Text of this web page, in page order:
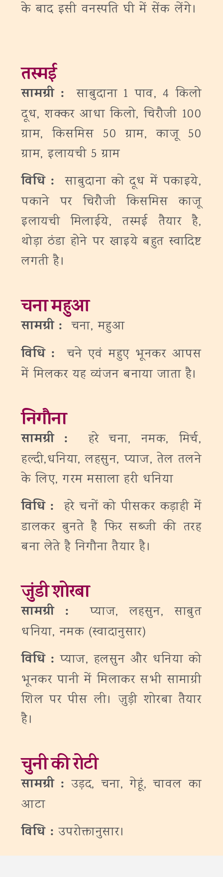
के बाद इसी वनस्पति घी में सेंक लेंगे।
तस्मई
सामग्री :
साबुदाना 1 पाव, 4 किलो
दूध, शक्कर आधा किलो, चिरौजी 100
ग्राम, किसमिस 50 ग्राम, काजू 50
ग्राम, इलायची 5 ग्राम
विधि :साबुदाना को दूध में पकाइये,
पकाने पर चिरौजी किसमिस काजू
इलायची मिलाईये, तस्मई तैयार है,
थोड़ा ठंडा होने पर खाइये बहुत स्वादिष्ट
लगती है।
चना महुआ
सामग्री : चना, महुआ
विधि :चने एवं महुए भूनकर आपस
में मिलकर यह व्यंजन बनाया जाता है।
निगौना
सामग्री :
हरे चना, नमक, मिर्च,
हल्दी,धनिया, लहसुन, प्याज, तेल तलने
के लिए, गरम मसाला हरी धनिया
विधि :हरे चनों को पीसकर कड़ाही में
डालकर बुनते है फिर सब्जी की तरह
बना लेते है निगौना तैयार है।
जुंडी शोरबा
सामग्री :प्याज, लहसुन, साबुत
धनिया, नमक (स्वादानुसार)
विधि :प्याज, हलसुन और धनिया को
भूनकर पानी में मिलाकर सभी सामाग्री
शिल पर पीस ली। जुड़ी शोरबा तैयार
है।
चुनी की रोटी
सामग्री :उड़द, चना, गेहूं, चावल का
आटा
विधि :उपरोक्तानुसार।